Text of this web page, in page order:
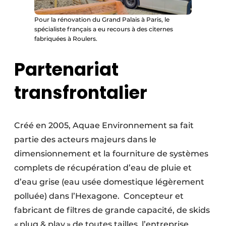
Pour la rénovation du Grand Palais à Paris, le
spécialiste français a eu recours à des citernes
fabriquées à Roulers.
Partenariat
transfrontalier
Créé en 2005, Aquae Environnement sa fait
partie des acteurs majeurs dans le
dimensionnement et la fourniture de systèmes
complets de récupération d’eau de pluie et
d’eau grise (eau usée domestique légèrement
polluée) dans l’Hexagone. Concepteur et
fabricant de filtres de grande capacité, de skids